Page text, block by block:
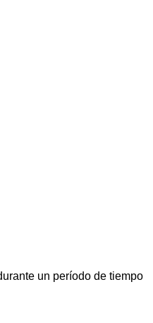
un período de tiempo